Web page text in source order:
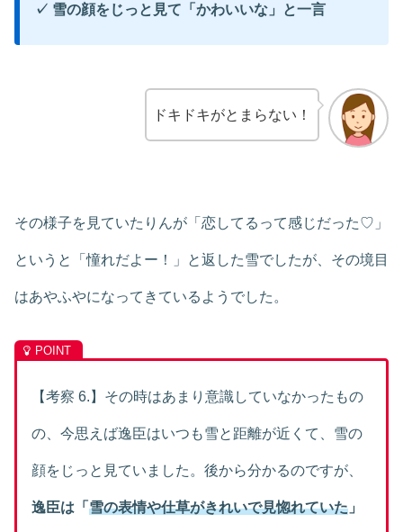
✓ 雪の顔をじっと見て「かわいいな」と一言
ドキドキがとまらない！
その様子を見ていたりんが「恋してるって感じだった♡」
というと「憧れだよー！」と返した雪でしたが、その境目
はあやふやになってきているようでした。
【考察 6.】その時はあまり意識していなかったもの
の、今思えば逸臣はいつも雪と距離が近くて、雪の
顔をじっと見ていました。後から分かるのですが、
逸臣は「 雪の表情や仕草がきれいで見惚れていた 」